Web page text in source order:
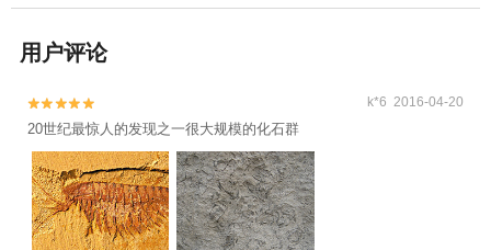
用户评论

 k*6 2016-04-20
20世纪最惊人的发现之一很大规模的化石群